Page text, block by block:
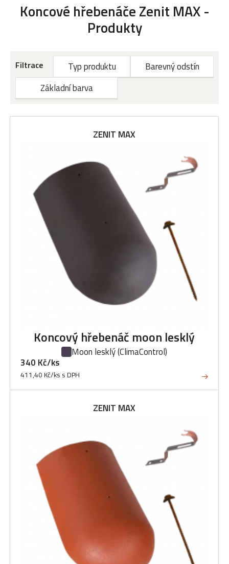
Koncové hřebenáče Zenit MAX -
Produkty
Filtrace Typ produktu
Barevný odstín
Základní barva
ZENIT MAX
Koncový hřebenáč moon lesklý
Moon lesklý(ClimaControl)
340 Kč/ks
411,40 Kč/ks s DPH
ZENIT MAX